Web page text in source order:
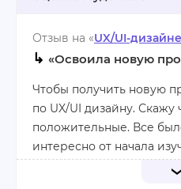
больше групповых
группы и выполняли
В завершение,
Плюсы:
Классный курс,
полезной информации,
Отзыв на «UX/UI-
↳ «Освоила новую
Чтобы получить новую
по UX/UI дизайну. Скажу
положительные. Все
интересно от начала
создания реальных